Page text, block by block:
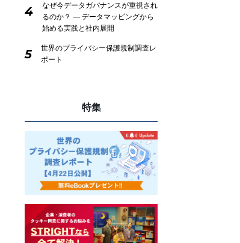
4
なぜ今データガバナンスが重視され
るのか？ ― データマッピングから
始める実践と社内展開
5
世界のプライバシー保護規制調査レ
ポート
特集